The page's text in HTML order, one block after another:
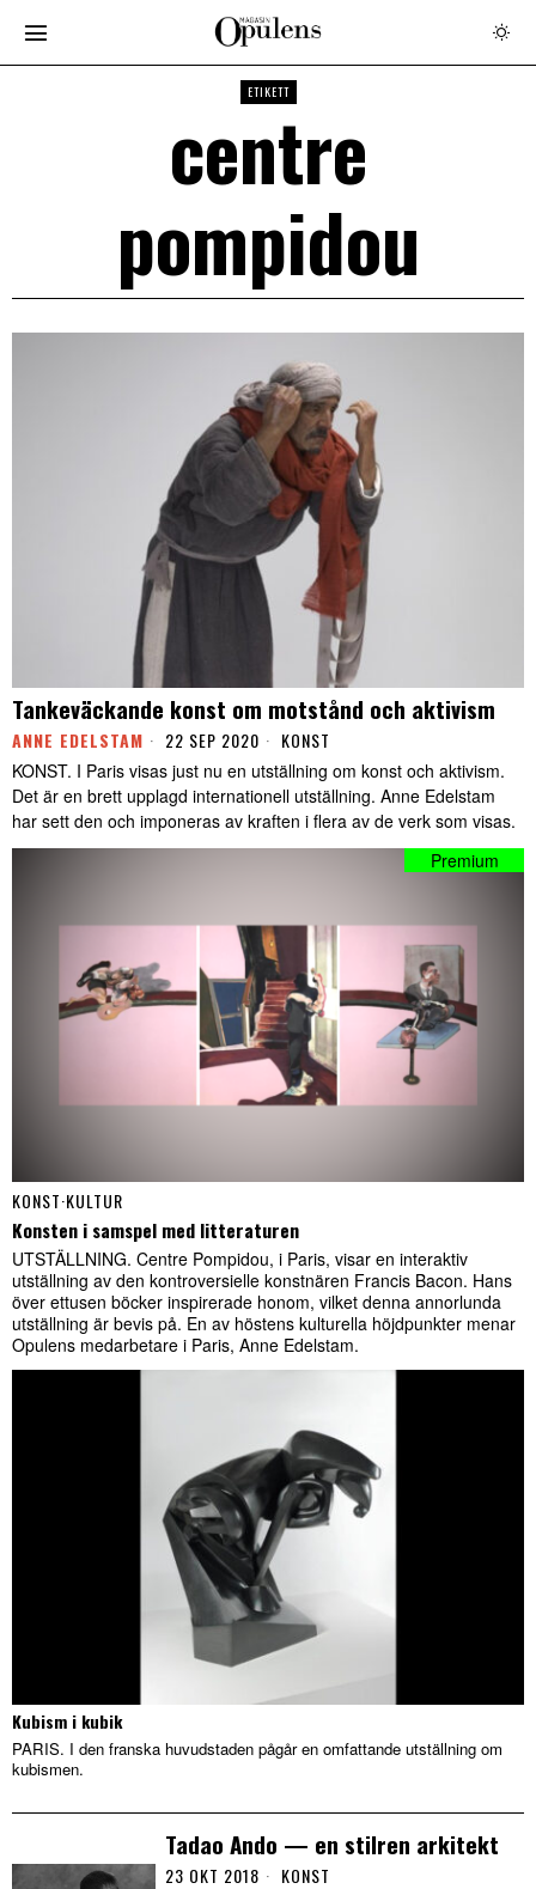
ETIKETT
centre
pompidou
Tankeväckande konst om motstånd och aktivism
ANNE EDELSTAM 22 SEP 2020 KONST
KONST. I Paris visas just nu en utställning om konst och aktivism.
Det är en brett upplagd internationell utställning. Anne Edelstam
har sett den och imponeras av kraften i flera av de verk som visas.
KONST·KULTUR
Konsten i samspel med litteraturen
UTSTÄLLNING. Centre Pompidou, i Paris, visar en interaktiv
utställning av den kontroversielle konstnären Francis Bacon. Hans
över ettusen böcker inspirerade honom, vilket denna annorlunda
utställning är bevis på. En av höstens kulturella höjdpunkter menar
Opulens medarbetare i Paris, Anne Edelstam.
Kubism i kubik
PARIS. I den franska huvudstaden pågår en omfattande utställning om
kubismen.
Tadao Ando — en stilren arkitekt
23 OKT 2018 KONST